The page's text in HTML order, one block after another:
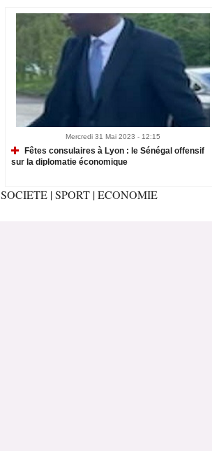
Mercredi 31 Mai 2023 - 12:15
Fêtes consulaires à Lyon : le Sénégal offensif
sur la diplomatie économique
SOCIETE |SPORT |ECONOMIE